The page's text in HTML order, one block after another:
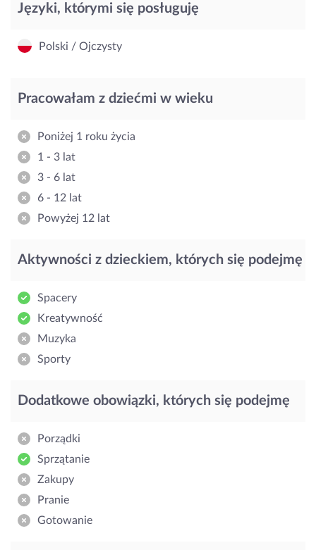
Języki, którymi się posługuję
Polski / Ojczysty
Pracowałam z dziećmi w wieku
Poniżej 1 roku życia
1 - 3 lat
3 - 6 lat
6 - 12 lat
Powyżej 12 lat
Aktywności z dzieckiem, których się podejmę
Spacery
Kreatywność
Muzyka
Sporty
Dodatkowe obowiązki, których się podejmę
Porządki
Sprzątanie
Zakupy
Pranie
Gotowanie